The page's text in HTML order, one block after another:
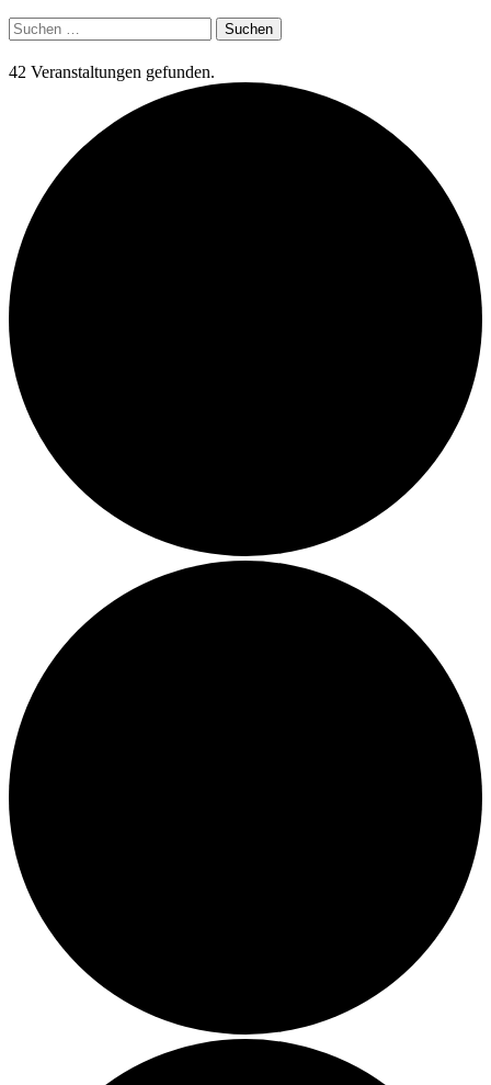
Suchen
nach:
42 Veranstaltungen gefunden.